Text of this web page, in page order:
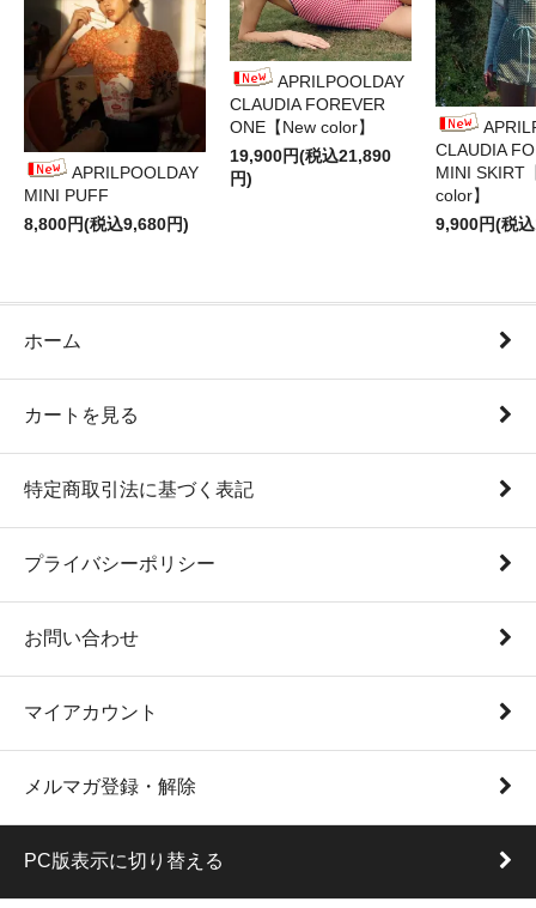
APRILPOOLDAY
MINI PUFF
8,800円(税込9,680円)
APRILPOOLDAY
CLAUDIA FOREVER
ONE【New color】
19,900円(税込21,890
円)
CLAUDIA
MINI SKIRT
color】
9,900円(税
ホーム
カートを見る
特定商取引法に基づく表記
プライバシーポリシー
お問い合わせ
マイアカウント
メルマガ登録・解除
PC版表示に切り替える